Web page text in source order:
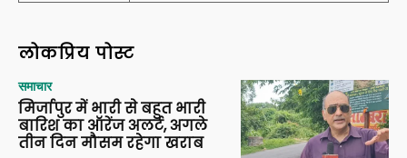
लोकप्रिय पोस्ट
समाचार
मिर्जापुर में भारी से बहुत भारी
बारिश का ऑरेंज अलर्ट, अगले
तीन दिन मौसम रहेगा खराब